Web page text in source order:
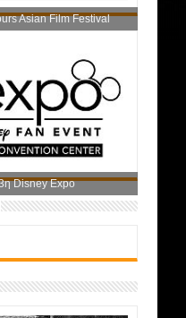
Asian Film Festival
Disney Expo